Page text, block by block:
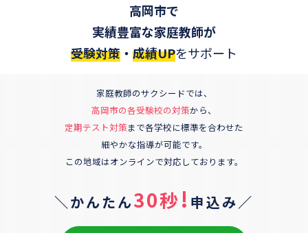
高岡市で
実績豊富な家庭教師が
受験対策 ・ 成績UPをサポート
家庭教師のサクシードでは、
高岡市の各受験校の対策から、
定期テスト対策まで各学校に標準を合わせた
細やかな指導が可能です。
この地域はオンラインで対応しております。
＼かんたん30秒! 申込み／